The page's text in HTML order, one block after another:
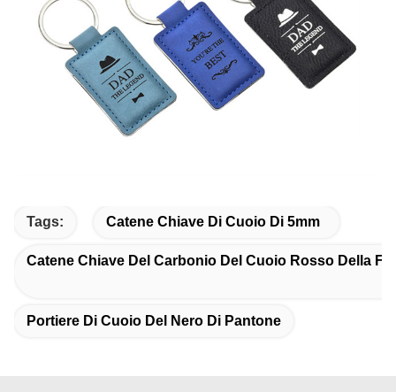
Tags: Catene Chiave Di Cuoio Di 5mm
Catene Chiave Del Carbonio Del Cuoio Rosso Della
Portiere Di Cuoio Del Nero Di Pantone